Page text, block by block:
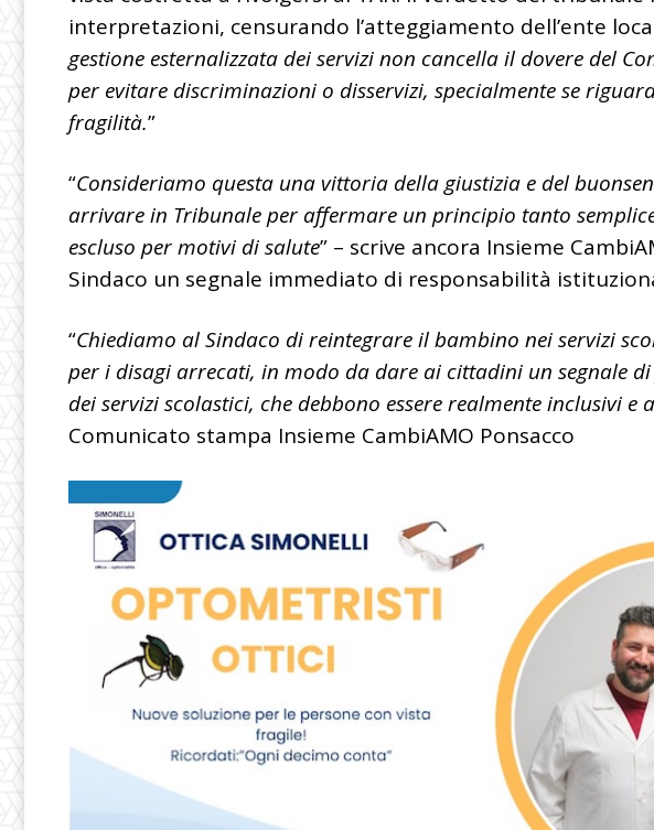
interpretazioni, censurando l’atteggiamento dell’ente
gestione esternalizzata dei servizi non cancella il dovere del
per evitare discriminazioni o disservizi, specialmente se
fragilità.”
“Consideriamo questa una vittoria della giustizia e del
arrivare in Tribunale per affermare un principio tanto
escluso per motivi di salute” – scrive ancora Insieme
Sindaco un segnale immediato di responsabilità
“Chiediamo al Sindaco di reintegrare il bambino nei servizi
per i disagi arrecati, in modo da dare ai cittadini un segnale
dei servizi scolastici, che debbono essere realmente inclusivi e
Comunicato stampa Insieme CambiAMO Ponsacco